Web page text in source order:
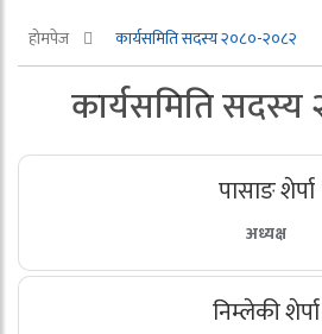
होमपेज कार्यसमिति सदस्य २०८०-२०८२
कार्यसमिति सदस्य
पासाङ शेर्पा
अध्यक्ष
निम्लेकी शेर्पा